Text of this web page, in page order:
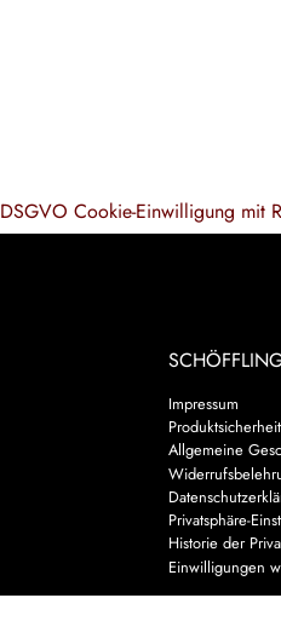
Impressum
Allgemeine
Privatsphäre-
Historie der
Einwilligungen
DSGVO Cookie-Einwilligung mit